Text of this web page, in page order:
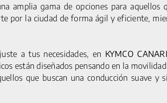
amplia gama de opciones para
por la ciudad de forma ágil y eficiente,
a tus necesidades, en KYMCO
están diseñados pensando en la
que buscan una conducción suave
MOTOCICLETAS
C1S PRO
G5 S
SERVICIOS
ACCESORIOS